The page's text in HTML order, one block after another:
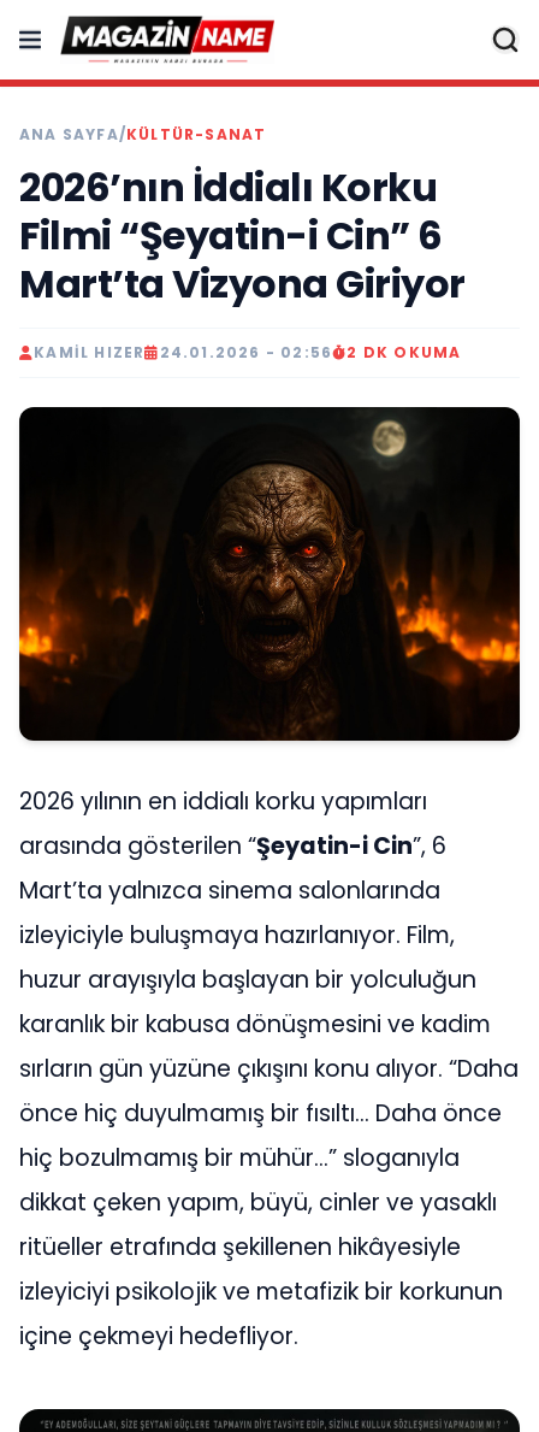
ANA SAYFA/KÜLTÜR-SANAT
2026’nın İddialı Korku
Filmi “Şeyatin-i Cin” 6
Mart’ta Vizyona Giriyor
KAMIL HIZER 24.01.2026 - 02:56 2 DK OKUMA
2026 yılının en iddialı korku yapımları
arasında gösterilen “Şeyatin-i Cin”, 6
Mart’ta yalnızca sinema salonlarında
izleyiciyle buluşmaya hazırlanıyor. Film,
huzur arayışıyla başlayan bir yolculuğun
karanlık bir kabusa dönüşmesini ve kadim
sırların gün yüzüne çıkışını konu alıyor. “Daha
önce hiç duyulmamış bir fısıltı… Daha önce
hiç bozulmamış bir mühür…” sloganıyla
dikkat çeken yapım, büyü, cinler ve yasaklı
ritüeller etrafında şekillenen hikâyesiyle
izleyiciyi psikolojik ve metafizik bir korkunun
içine çekmeyi hedefliyor.